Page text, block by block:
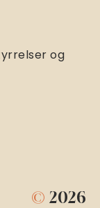
og
© 2026